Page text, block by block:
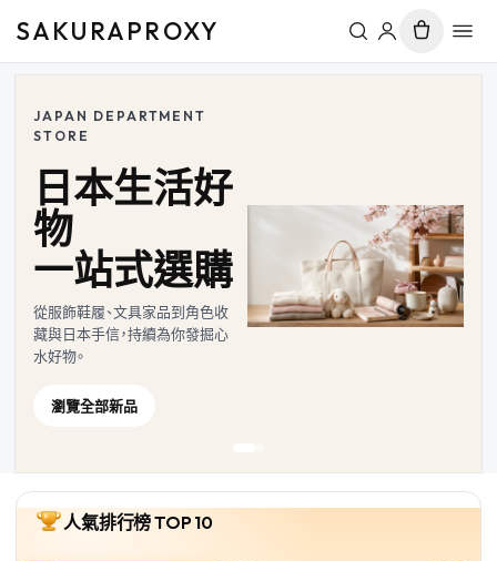
SAKURAPROXY
JAPAN DEPARTMENT
STORE
日本生活好
物
一站式選購
從服飾鞋履、文具家品到角色收
藏與日本手信，持續為你發掘心
水好物。
瀏覽全部新品
人氣排行榜 TOP 10